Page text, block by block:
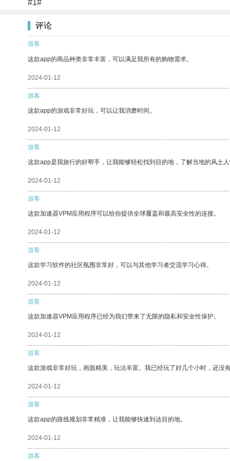
#1#
评论
游客
这款app的商品种类非常丰富，可以满足我所有的购物需求。
2024-01-12
游客
这款app的游戏非常好玩，可以让我消磨时间。
2024-01-12
游客
这款app是我旅行的好帮手，让我能够轻松找到目的地，了解当地的风土
2024-01-12
游客
这款加速器VPM应用程序可以给你提供全球覆盖和最高安全性的连接。
2024-01-12
游客
这款学习软件的社区氛围非常好，可以与其他学习者交流学习心得。
2024-01-12
游客
这款加速器VPM应用程序已经为我们带来了无限的隐私和安全性保护。
2024-01-12
游客
这款游戏非常好玩，画面精美，玩法丰富。我已经玩了好几个小时，还没
2024-01-12
游客
这款app的路线规划非常精准，让我能够快速到达目的地。
2024-01-12
游客